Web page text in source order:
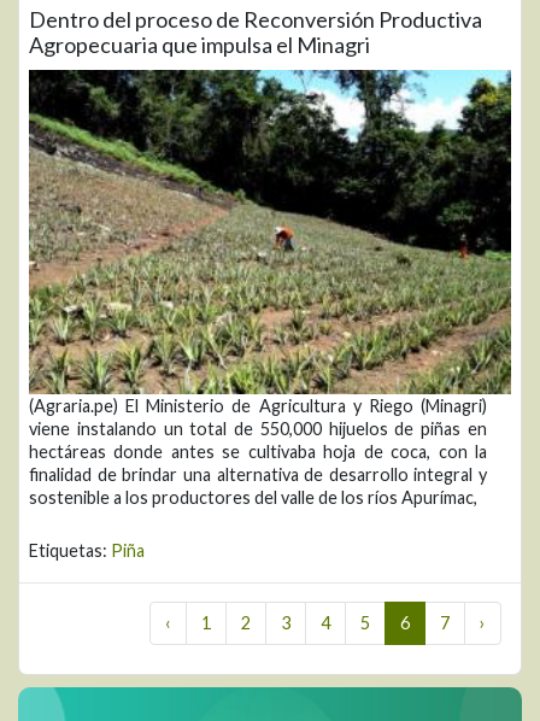
Dentro del proceso de Reconversión Productiva
Agropecuaria que impulsa el Minagri
(Agraria.pe) El Ministerio de Agricultura y Riego (Minagri)
viene instalando un total de 550,000 hijuelos de piñas en
hectáreas donde antes se cultivaba hoja de coca, con la
finalidad de brindar una alternativa de desarrollo integral y
sostenible a los productores del valle de los ríos Apurímac,
Etiquetas: Piña
‹ 1 2 3 4 5 6 7 ›